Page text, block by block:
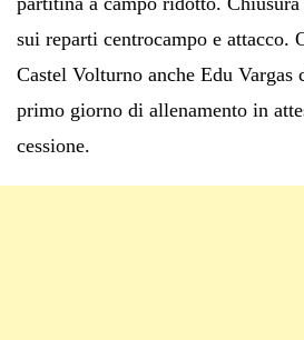
sui reparti centrocampo e attacco.
Castel Volturno anche Edu Vargas
primo giorno di allenamento in
cessione.